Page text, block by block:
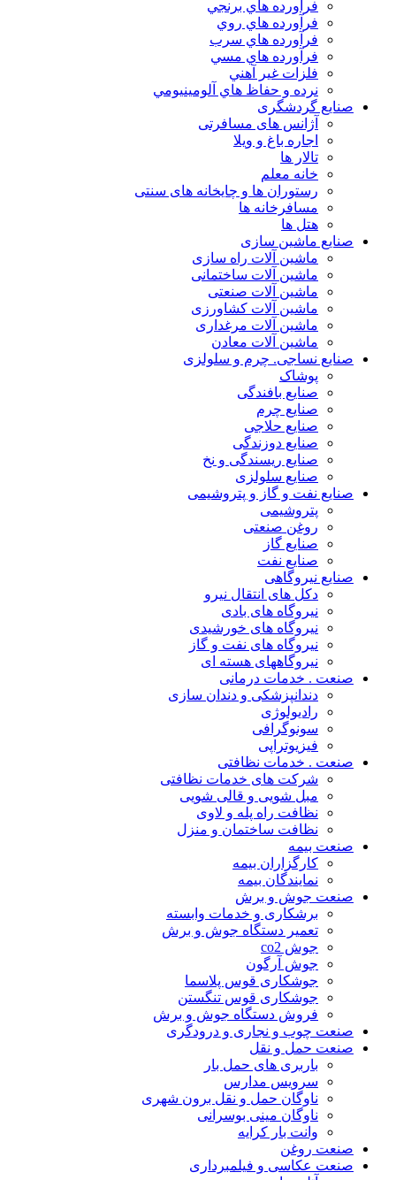
فرآورده هاي برنجي
فرآورده هاي روي
فرآورده هاي سرب
فرآورده هاي مسي
فلزات غير آهني
نرده و حفاظ هاي آلومينيومي
صنایع گردشگری
آژانس های مسافرتی
اجاره باغ و ویلا
تالار ها
خانه معلم
رستوران ها و چایخانه های سنتی
مسافرخانه ها
هتل ها
صنایع ماشین سازی
ماشین آلات راه سازی
ماشین آلات ساختمانی
ماشین آلات صنعتی
ماشین آلات کشاورزی
ماشین آلات مرغداری
ماشین آلات معادن
صنایع نساجی. چرم و سلولزی
پوشاک
صنایع بافندگی
صنایع چرم
صنایع حلاجی
صنایع دوزندگی
صنایع ریسندگی و نخ
صنایع سلولزی
صنایع نفت و گاز و پتروشیمی
پتروشیمی
روغن صنعتی
صنایع گاز
صنایع نفت
صنایع نیروگاهی
دکل های انتقال نیرو
نیروگاه های بادی
نیروگاه های خورشیدی
نیروگاه های نفت و گاز
نیروگاههای هسته ای
صنعت . خدمات درمانی
دندانپزشکی و دندان سازی
رادیولوژی
سونوگرافی
فیزیوتراپی
صنعت . خدمات نظافتی
شرکت های خدمات نظافتی
مبل شویی و قالی شویی
نظافت راه پله و لاوی
نظافت ساختمان و منزل
صنعت بیمه
کارگزاران بیمه
نمایندگان بیمه
صنعت جوش و برش
برشکاری و خدمات وابسته
تعمیر دستگاه جوش و برش
جوش co2
جوش آرگون
جوشکاری قوس پلاسما
جوشکاری قوس تنگستن
فروش دستگاه جوش و برش
صنعت چوب و نجاری و درودگری
صنعت حمل و نقل
باربری های حمل بار
سرویس مدارس
ناوگان حمل و نقل برون شهری
ناوگان مینی بوسرانی
وانت بار کرایه
صنعت روغن
صنعت عکاسی و فیلمبرداری